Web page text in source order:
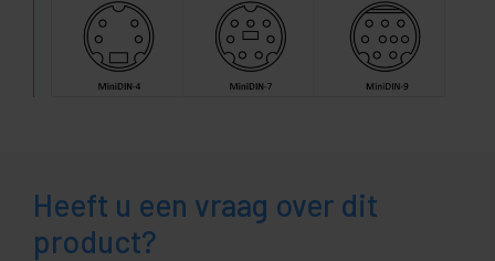
Heeft u een vraag over dit
product?